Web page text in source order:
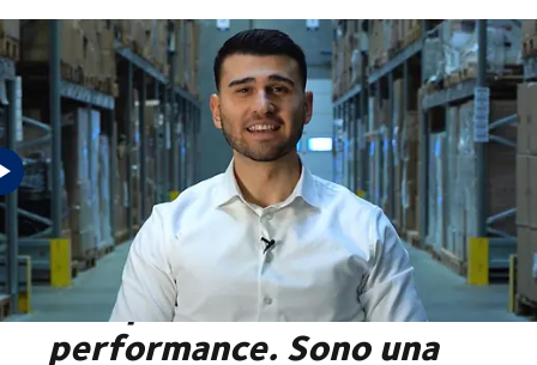
"Il mio lavoro non è solo
una questione di
performance. Sono una